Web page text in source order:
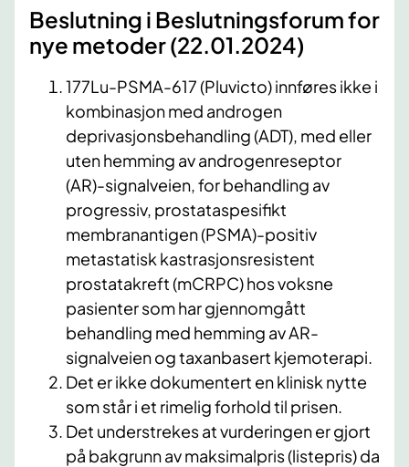
Beslutning i Beslutningsforum for
nye metoder (22.01.2024)
177Lu-PSMA-617 (Pluvicto) innføres ikke i
kombinasjon med androgen
deprivasjonsbehandling (ADT), med eller
uten hemming av androgenreseptor
(AR)-signalveien, for behandling av
progressiv, prostataspesifikt
membranantigen (PSMA)-positiv
metastatisk kastrasjonsresistent
prostatakreft (mCRPC) hos voksne
pasienter som har gjennomgått
behandling med hemming av AR-
signalveien og taxanbasert kjemoterapi.
Det er ikke dokumentert en klinisk nytte
som står i et rimelig forhold til prisen.
Det understrekes at vurderingen er gjort
på bakgrunn av maksimalpris (listepris) da